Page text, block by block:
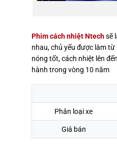
Phim cách nhiệt Ntechsẽ
nhau, chủ yếu được làm
nóng tốt, cách nhiệt lên
hành trong vòng 10 năm
Phân loại xe
Giá bán